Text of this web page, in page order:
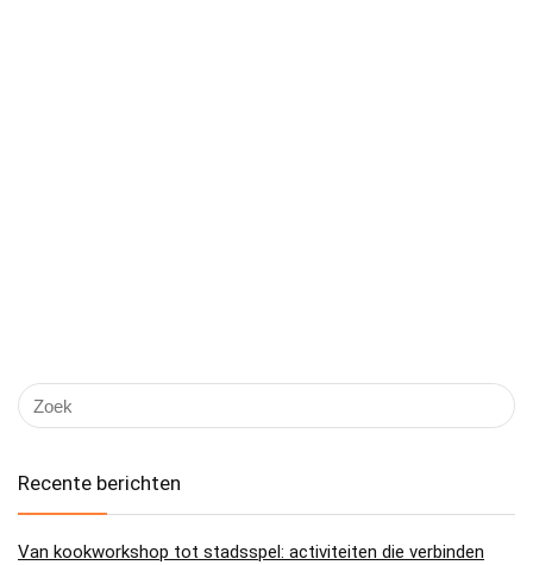
Recente berichten
Van kookworkshop tot stadsspel: activiteiten die verbinden